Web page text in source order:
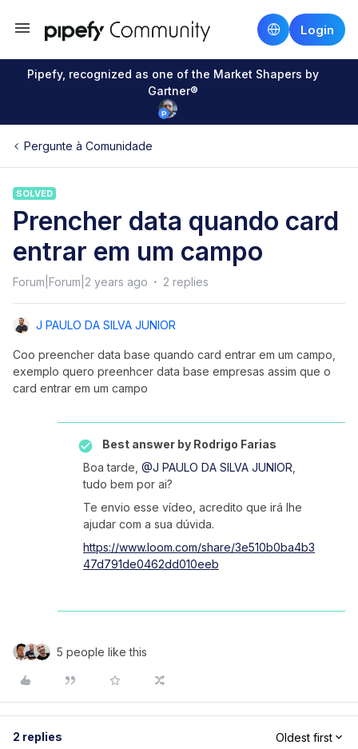
Login
Pipefy, recognized as one of the Market Shapers by
Gartner®
Pergunte à Comunidade
SOLVED
Prencher data quando card
entrar em um campo
Forum|Forum|2 years ago 2 replies
J PAULO DA SILVA JUNIOR
Coo preencher data base quando card entrar em um campo,
exemplo quero preenhcer data base empresas assim que o
card entrar em um campo
Best answer by Rodrigo Farias
Boa tarde, @J PAULO DA SILVA JUNIOR
tudo bem por ai?
Te envio esse vídeo, acredito que irá lhe
ajudar com a sua dúvida.
https://www.loom.com/share/3e510b0ba4b3
47d791de0462dd010eeb
5 people like this
2 replies Oldest first